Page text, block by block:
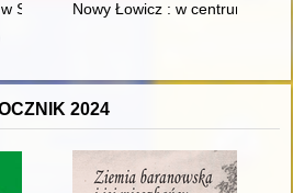
Sopocie : prestiż finansowy i
Nowy Łowicz : w centrum
2024